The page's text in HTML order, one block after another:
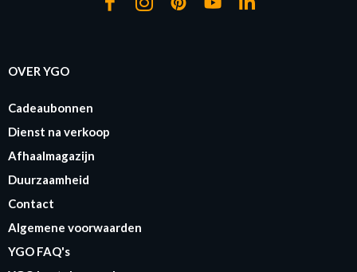
OVER YGO
Cadeaubonnen
Dienst na verkoop
Afhaalmagazijn
Duurzaamheid
Contact
Algemene voorwaarden
YGO FAQ's